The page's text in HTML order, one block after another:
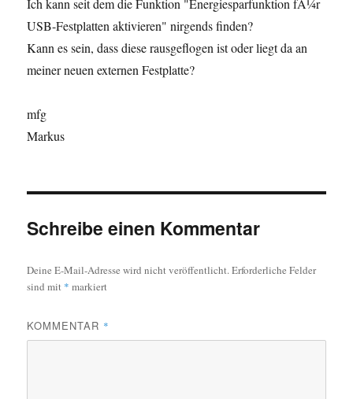
USB-Festplatten aktivieren" nirgends finden?
Kann es sein, dass diese rausgeflogen ist oder liegt da an
meiner neuen externen Festplatte?
mfg
Markus
Schreibe einen Kommentar
Deine E-Mail-Adresse wird nicht veröffentlicht. Erforderliche Felder
sind mit * markiert
KOMMENTAR *